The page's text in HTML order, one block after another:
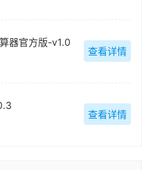
器官方版-v1.0
查看详情
查看详情